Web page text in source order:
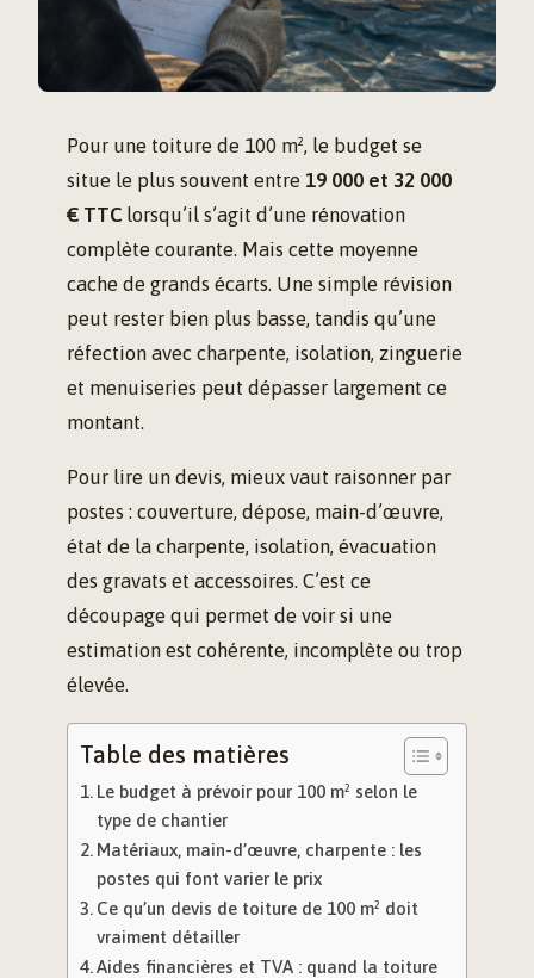
Pour une toiture de 100 m², le budget se
situe le plus souvent entre 19 000 et 32 000
€ TTC lorsqu’il s’agit d’une rénovation
complète courante. Mais cette moyenne
cache de grands écarts. Une simple révision
peut rester bien plus basse, tandis qu’une
réfection avec charpente, isolation, zinguerie
et menuiseries peut dépasser largement ce
montant.
Pour lire un devis, mieux vaut raisonner par
postes : couverture, dépose, main-d’œuvre,
état de la charpente, isolation, évacuation
des gravats et accessoires. C’est ce
découpage qui permet de voir si une
estimation est cohérente, incomplète ou trop
élevée.
Table des matières
Le budget à prévoir pour 100 m² selon le
type de chantier
Matériaux, main-d’œuvre, charpente : les
postes qui font varier le prix
Ce qu’un devis de toiture de 100 m² doit
vraiment détailler
Aides financières et TVA : quand la toiture